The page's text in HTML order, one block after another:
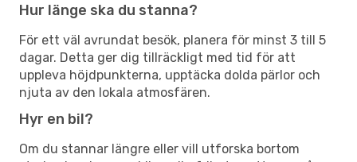
Hur länge ska du stanna?
För ett väl avrundat besök, planera för minst 3 till 5
dagar. Detta ger dig tillräckligt med tid för att
uppleva höjdpunkterna, upptäcka dolda pärlor och
njuta av den lokala atmosfären.
Hyr en bil?
Om du stannar längre eller vill utforska bortom